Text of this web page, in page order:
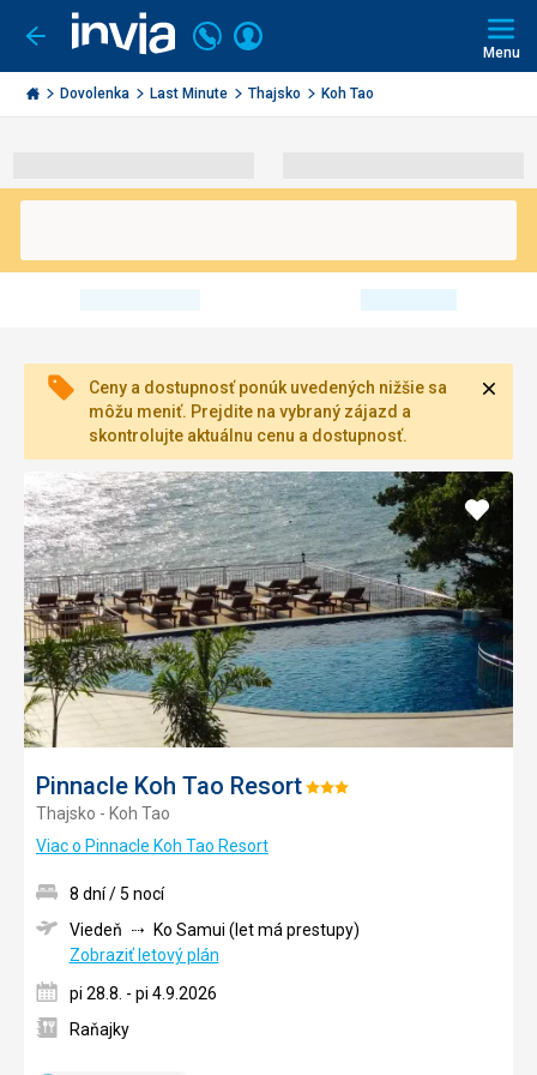
Ísť
späť
Invia.sk
Volajte
+421
2
3221
Prihlásiť
Menu
Dovolenka Last Minute Thajsko Koh Tao
Ceny a dostupnosť ponúk uvedených nižšie sa
môžu meniť. Prejdite na vybraný zájazd a
skontrolujte aktuálnu cenu a dostupnosť.
Pinnacle Koh Tao ResortHodnotenie:
Thajsko - Koh Tao
Viac o Pinnacle Koh Tao Resort
Pridať
8 dní / 5 nocí
Viedeň
Ko Samui (let má prestupy)
Zobraziť letový plán
pi 28.8. - pi 4.9.2026
Raňajky